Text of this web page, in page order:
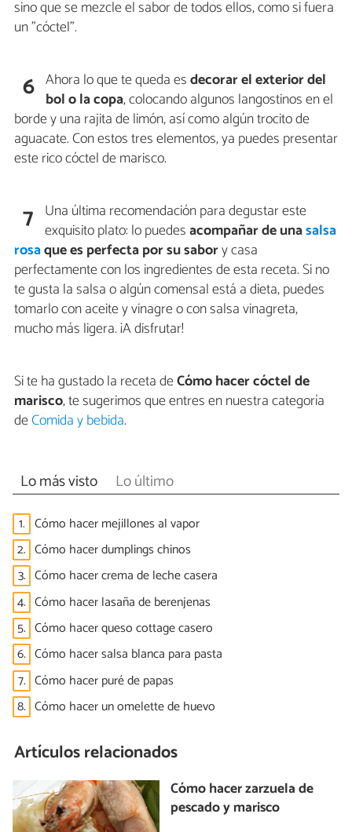
sino que se mezcle el sabor de todos ellos, como si fuera
un "cóctel".
6 Ahora lo que te queda esdecorar el exterior del
bol o la copa, colocando algunos langostinos en el
borde y una rajita de limón, así como algún trocito de
aguacate. Con estos tres elementos, ya puedes presentar
este rico cóctel de marisco.
7 Una última recomendación para degustar este
exquisito plato: lo puedesacompañar de unasalsa
rosaque es perfecta por su sabory casa
perfectamente con los ingredientes de esta receta. Si no
te gusta la salsa o algún comensal está a dieta, puedes
tomarlo con aceite y vinagre o con salsa vinagreta,
mucho más ligera. ¡A disfrutar!
Si te ha gustado la receta deCómo hacer cóctel de
marisco, te sugerimos que entres en nuestra categoría
deComida y bebida.
Lo más visto Lo último
1. Cómo hacer mejillones al vapor
2. Cómo hacer dumplings chinos
3. Cómo hacer crema de leche casera
4. Cómo hacer lasaña de berenjenas
5. Cómo hacer queso cottage casero
6. Cómo hacer salsa blanca para pasta
7. Cómo hacer puré de papas
8. Cómo hacer un omelette de huevo
Artículos relacionados
Cómo hacer zarzuela de
pescado y marisco